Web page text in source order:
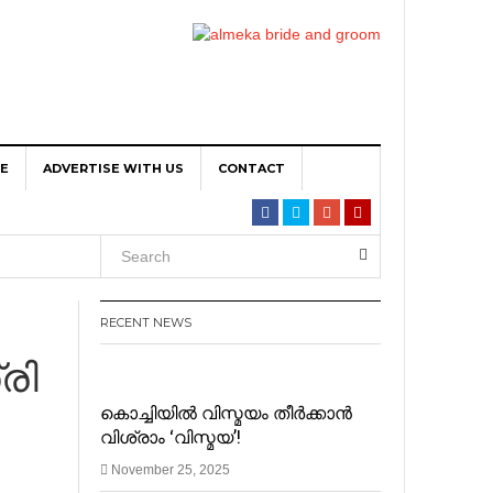
ADVERTISE WITH US CONTACT
RECENT NEWS
കൊച്ചിയിൽ വിസ്മയം തീർക്കാൻ
വിശ്രാം ‘വിസ്മയ’!
November 25, 2025